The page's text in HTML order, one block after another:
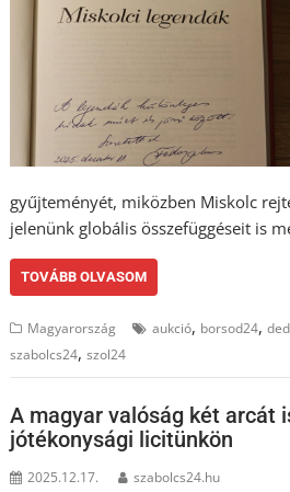
gyűjteményét, miközben Miskolc
jelenünk globális összefüggéseit is
TOVÁBB OLVASOM
Magyarország aukció, borsod24,
szabolcs24,szol24
A magyar valóság két arcát
jótékonysági licitünkön
2025.12.17. szabolcs24.hu